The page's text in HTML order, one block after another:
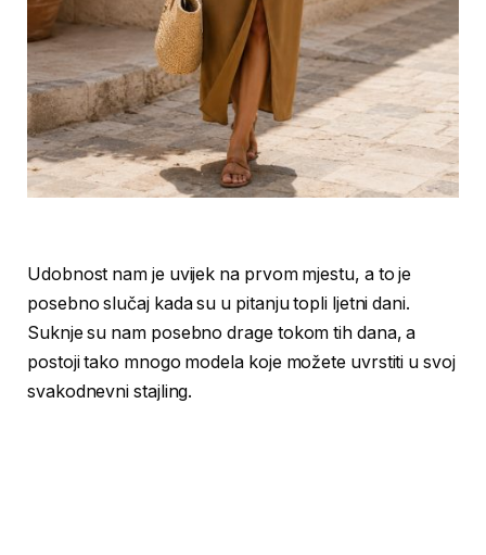
Udobnost nam je uvijek na prvom mjestu, a to je
posebno slučaj kada su u pitanju topli ljetni dani.
Suknje su nam posebno drage tokom tih dana, a
postoji tako mnogo modela koje možete uvrstiti u svoj
svakodnevni stajling.